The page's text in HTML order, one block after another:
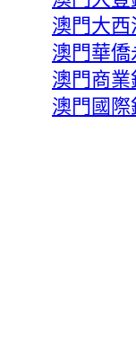
澳門大西
澳門華
澳門商業
澳門國際